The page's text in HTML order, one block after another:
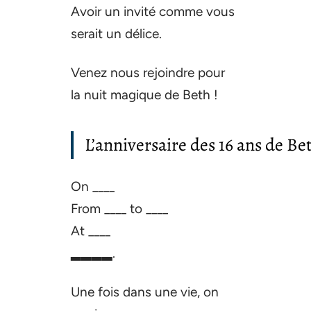
Avoir un invité comme vous
serait un délice.
Venez nous rejoindre pour
la nuit magique de Beth !
L’anniversaire des 16 ans de
On ____
From ____ to ____
At ____
▂▂▂▂.
Une fois dans une vie, on